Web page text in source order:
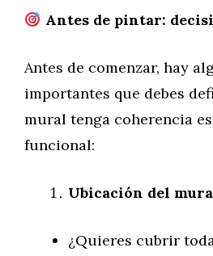
Antes de pintar:
Antes de comenzar, hay
importantes que debes
mural tenga coherencia
funcional:
Ubicación del
¿Quieres cubrir